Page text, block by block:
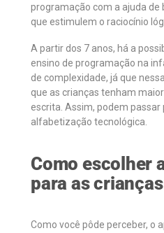
programação com a ajuda de
que estimulem o raciocínio
A partir dos 7 anos, há a
ensino de programação na
de complexidade, já que
que as crianças tenham
escrita. Assim, podem passar
alfabetização tecnológica.
Como escolher
para as crianças
Como você pôde perceber, o